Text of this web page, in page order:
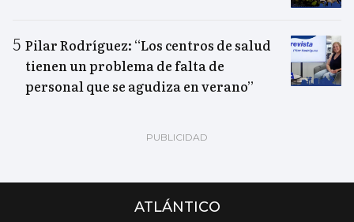
Pilar Rodríguez: “Los centros de salud
tienen un problema de falta de
personal que se agudiza en verano”
ATLÁNTICO